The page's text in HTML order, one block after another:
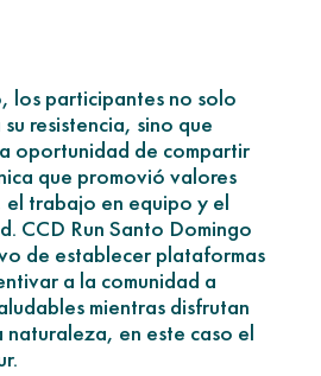
los participantes no solo
resistencia, sino que
oportunidad de compartir
que promovió valores
el trabajo en equipo y el
CCD Run Santo Domingo
de establecer plataformas
a la comunidad a
mientras disfrutan
en este caso el